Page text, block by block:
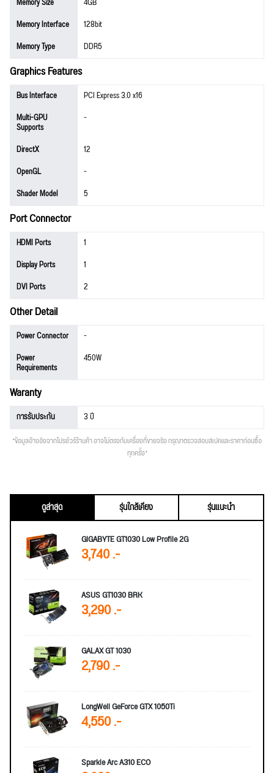
Memory Interface
128bit
Memory Type
DDR5
Graphics Features
Bus Interface
PCI Express 3.0 x16
Multi-GPU
Supports
-
DirectX
12
OpenGL
-
Shader Model
5
Port Connector
HDMI Ports
1
Display Ports
1
DVI Ports
2
Other Detail
Power Connector
-
Power
Requirements
450W
Waranty
การรับประกัน 3 ปี
*ข้อมูลอ้างอิงจากโปรชัวร์ร้านค้า อาจไม่ตรงกับเครื่องที่ขายจริง กรุณาตรวจสอบสเปคและราคาก่อนซื้อ
ทุกครั้ง*
ดูล่าสุด รุ่นใกล้เคียง
รุ่นแนะนำ
GIGABYTE GT1030 Low Profile 2G
3,740 .-
ASUS GT1030 BRK
3,290 .-
GALAX GT 1030
2,790 .-
LongWell GeForce GTX 1050Ti
4,550 .-
Sparkle Arc A310 ECO